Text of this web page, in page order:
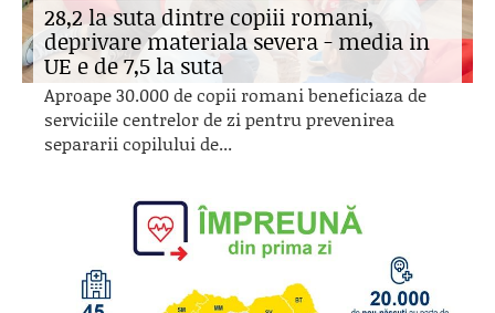
28,2 la suta dintre copiii romani,
deprivare materiala severa - media in
UE e de 7,5 la suta
Aproape 30.000 de copii romani beneficiaza de
serviciile centrelor de zi pentru prevenirea
separarii copilului de...